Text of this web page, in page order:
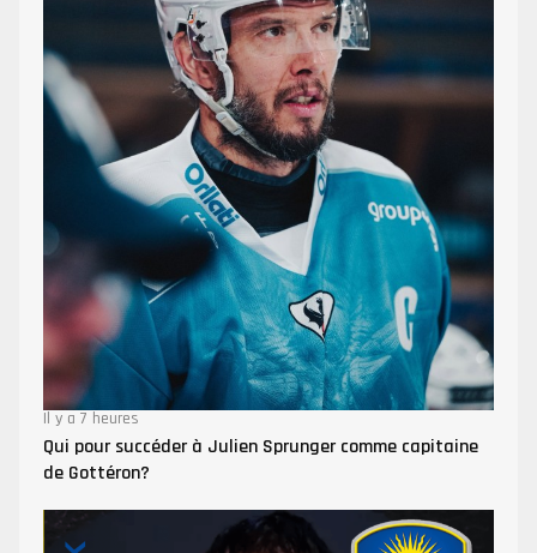
Il y a 7 heures
Qui pour succéder à Julien Sprunger comme capitaine
de Gottéron?